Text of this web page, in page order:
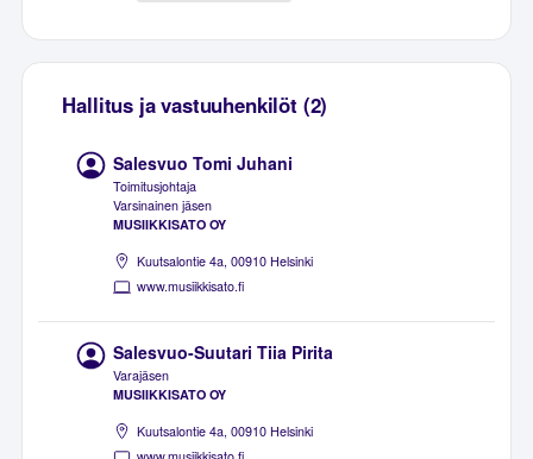
Hallitus ja vastuuhenkilöt (2)
Salesvuo Tomi Juhani
Toimitusjohtaja
Varsinainen jäsen
MUSIIKKISATO OY
Kuutsalontie 4a, 00910 Helsinki
www.musiikkisato.fi
Salesvuo-Suutari Tiia Pirita
Varajäsen
MUSIIKKISATO OY
Kuutsalontie 4a, 00910 Helsinki